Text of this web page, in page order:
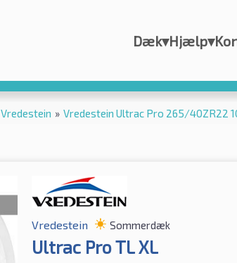
Dæk▾Hjælp▾
Vredestein » Vredestein Ultrac Pro 265/40ZR22
Vredestein Sommerdæk
Ultrac Pro TL XL